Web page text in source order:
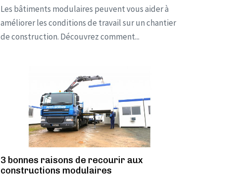
Les bâtiments modulaires peuvent vous aider à
améliorer les conditions de travail sur un chantier
de construction. Découvrez comment...
3 bonnes raisons de recourir aux
constructions modulaires